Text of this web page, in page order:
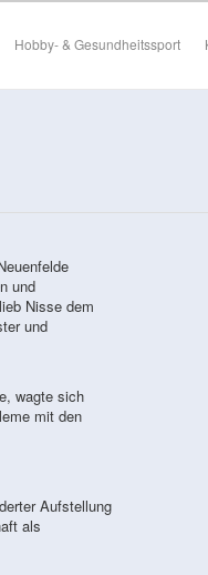
Hobby- & Gesundheitssport
und
Nisse dem
und
wagte sich
mit den
Aufstellung
als